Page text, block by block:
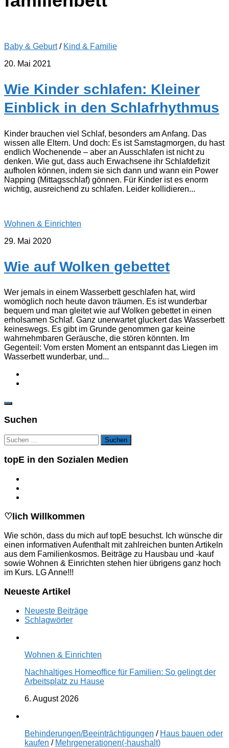
Baby & Geburt/ Kind & Familie
20. Mai 2021
Wie Kinder schlafen: Kleiner
Einblick in den Schlafrhythmus
Kinder brauchen viel Schlaf, besonders am Anfang. Das
wissen alle Eltern. Und doch: Es ist Samstagmorgen, du hast
endlich Wochenende – aber an Ausschlafen ist nicht zu
denken. Wie gut, dass auch Erwachsene ihr Schlafdefizit
aufholen können, indem sie sich dann und wann ein Power
Napping (Mittagsschlaf) gönnen. Für Kinder ist es enorm
wichtig, ausreichend zu schlafen. Leider kollidieren...
Wohnen & Einrichten
29. Mai 2020
Wie auf Wolken gebettet
Wer jemals in einem Wasserbett geschlafen hat, wird
womöglich noch heute davon träumen. Es ist wunderbar
bequem und man gleitet wie auf Wolken gebettet in einen
erholsamen Schlaf. Ganz unerwartet gluckert das Wasserbett
keineswegs. Es gibt im Grunde genommen gar keine
wahrnehmbaren Geräusche, die stören könnten. Im
Gegenteil: Vom ersten Moment an entspannt das Liegen im
Wasserbett wunderbar, und...
Suchen
Suchen
nach:
topE in den Sozialen Medien
♡lich Willkommen
Wie schön, dass du mich auf topE besuchst. Ich wünsche dir
einen informativen Aufenthalt mit zahlreichen bunten Artikeln
aus dem Familienkosmos. Beiträge zu Hausbau und -kauf
sowie Wohnen & Einrichten stehen hier übrigens ganz hoch
im Kurs. LG Anne!!!
Neueste Artikel
Neueste Beiträge
Schlagwörter
Wohnen & Einrichten
Nachhaltiges Homeoffice für Familien: So gelingt der
Arbeitsplatz zu Hause
6. August 2026
Behinderungen/Beeinträchtigungen / Haus bauen oder
kaufen / Mehrgenerationen(-haushalt)